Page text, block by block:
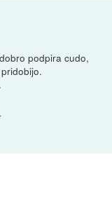
podpira cudo,